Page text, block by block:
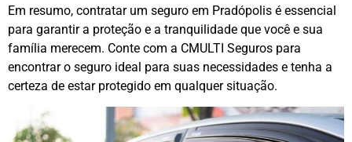
Em resumo, contratar um seguro em Pradópolis é essencial
para garantir a proteção e a tranquilidade que você e sua
família merecem. Conte com a CMULTI Seguros para
encontrar o seguro ideal para suas necessidades e tenha a
certeza de estar protegido em qualquer situação.